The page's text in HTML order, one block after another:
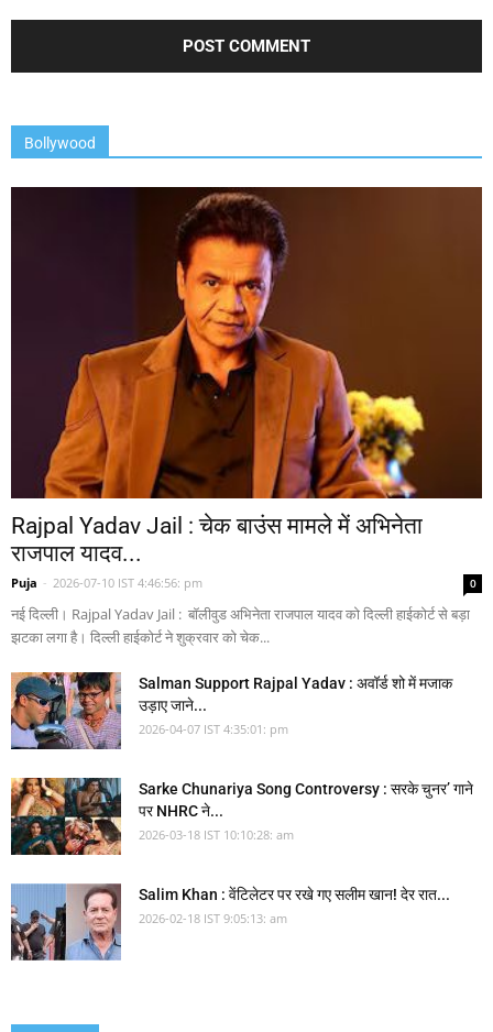
Bollywood
Rajpal Yadav Jail : चेक बाउंस मामले में अभिनेता
राजपाल यादव...
Puja - 2026-07-10 IST 4:46:56: pm 0
नई दिल्ली। Rajpal Yadav Jail : बॉलीवुड अभिनेता राजपाल यादव को दिल्ली हाईकोर्ट से बड़ा
झटका लगा है। दिल्ली हाईकोर्ट ने शुक्रवार को चेक...
Salman Support Rajpal Yadav : अवॉर्ड शो में मजाक
उड़ाए जाने...
2026-04-07 IST 4:35:01: pm
Sarke Chunariya Song Controversy : सरके चुनर’ गाने
पर NHRC ने...
2026-03-18 IST 10:10:28: am
Salim Khan : वेंटिलेटर पर रखे गए सलीम खान! देर रात...
2026-02-18 IST 9:05:13: am